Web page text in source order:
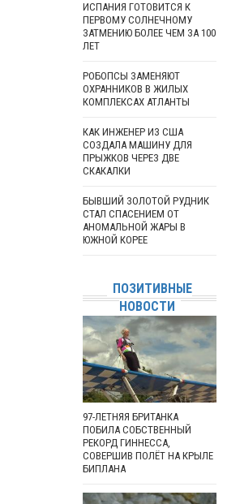
ИСПАНИЯ ГОТОВИТСЯ К
ПЕРВОМУ СОЛНЕЧНОМУ
ЗАТМЕНИЮ БОЛЕЕ ЧЕМ ЗА 100
ЛЕТ
РОБОПСЫ ЗАМЕНЯЮТ
ОХРАННИКОВ В ЖИЛЫХ
КОМПЛЕКСАХ АТЛАНТЫ
КАК ИНЖЕНЕР ИЗ США
СОЗДАЛА МАШИНУ ДЛЯ
ПРЫЖКОВ ЧЕРЕЗ ДВЕ
СКАКАЛКИ
БЫВШИЙ ЗОЛОТОЙ РУДНИК
СТАЛ СПАСЕНИЕМ ОТ
АНОМАЛЬНОЙ ЖАРЫ В
ЮЖНОЙ КОРЕЕ
ПОЗИТИВНЫЕ
НОВОСТИ
97-ЛЕТНЯЯ БРИТАНКА
ПОБИЛА СОБСТВЕННЫЙ
РЕКОРД ГИННЕССА,
СОВЕРШИВ ПОЛЁТ НА КРЫЛЕ
БИПЛАНА